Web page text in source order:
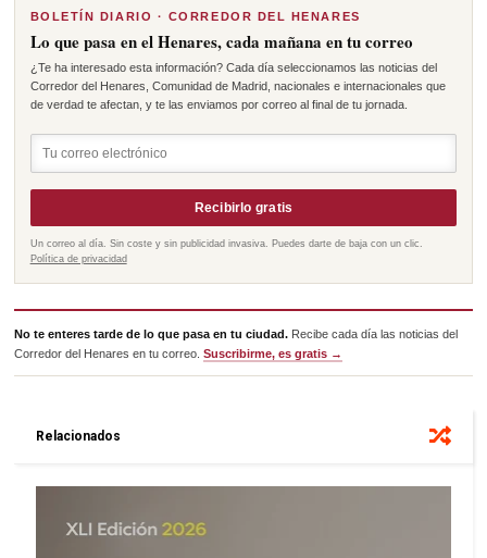
BOLETÍN DIARIO · CORREDOR DEL HENARES
Lo que pasa en el Henares, cada mañana en tu correo
¿Te ha interesado esta información? Cada día seleccionamos las noticias del
Corredor del Henares, Comunidad de Madrid, nacionales e internacionales que
de verdad te afectan, y te las enviamos por correo al final de tu jornada.
Recibirlo gratis
Un correo al día. Sin coste y sin publicidad invasiva. Puedes darte de baja con un clic.
Política de privacidad
No te enteres tarde de lo que pasa en tu ciudad. Recibe cada día las noticias del
Corredor del Henares en tu correo.Suscribirme, es gratis →
Relacionados